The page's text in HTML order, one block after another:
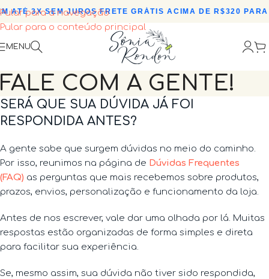
Pular para a navegação
Pular para o conteúdo principal
ATÉ 3X SEM JUROS•FRETE GRÁTIS ACIMA DE R$320 PARA
MENU
FALE COM A GENTE!
SERÁ QUE SUA DÚVIDA JÁ FOI
RESPONDIDA ANTES?
A gente sabe que surgem dúvidas no meio do caminho.
Por isso, reunimos na página de Dúvidas Frequentes
(FAQ) as perguntas que mais recebemos sobre produtos,
prazos, envios, personalização e funcionamento da loja.
Antes de nos escrever, vale dar uma olhada por lá. Muitas
respostas estão organizadas de forma simples e direta
para facilitar sua experiência.
Se, mesmo assim, sua dúvida não tiver sido respondida,